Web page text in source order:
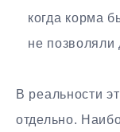
когда корма
не позволяли
В реальности
отдельно.